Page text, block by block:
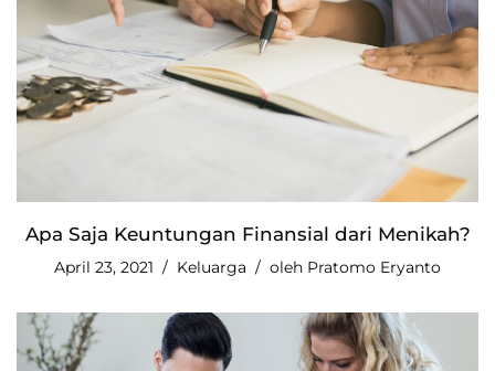
Apa Saja Keuntungan Finansial dari Menikah?
April 23, 2021 Keluarga oleh Pratomo Eryanto